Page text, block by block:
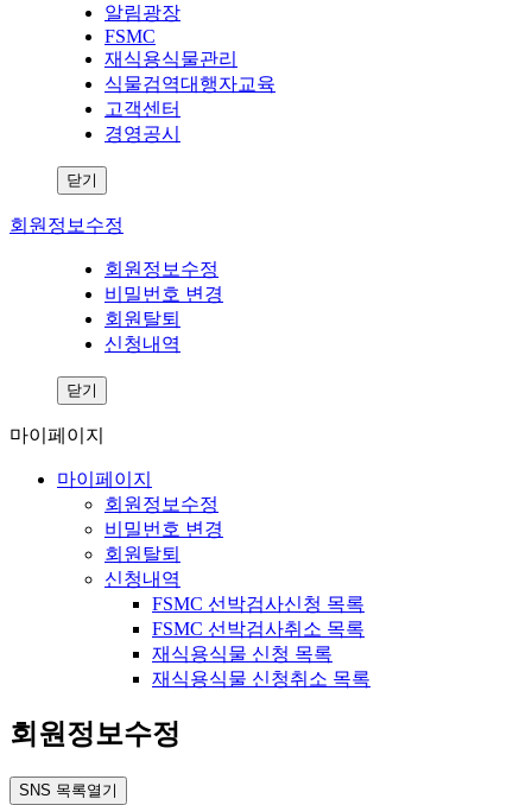
알림광장
FSMC
재식용식물관리
식물검역대행자교육
고객센터
경영공시
닫기
회원정보수정
회원정보수정
비밀번호 변경
회원탈퇴
신청내역
닫기
마이페이지
마이페이지
회원정보수정
비밀번호 변경
회원탈퇴
신청내역
FSMC 선박검사신청 목록
FSMC 선박검사취소 목록
재식용식물 신청 목록
재식용식물 신청취소 목록
회원정보수정
SNS 목록열기